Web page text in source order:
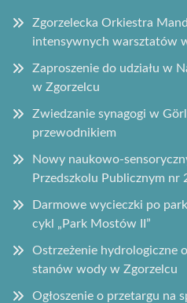
Zgorzelecka Orkiestra
intensywnych warsztatów
Zaproszenie do udziału w
w Zgorzelcu
Zwiedzanie synagogi w
przewodnikiem
Nowy naukowo-
Przedszkolu Publicznym nr
Darmowe wycieczki po
cykl „Park Mostów II”
Ostrzeżenie hydrologiczne
stanów wody w Zgorzelcu
Ogłoszenie o przetargu na